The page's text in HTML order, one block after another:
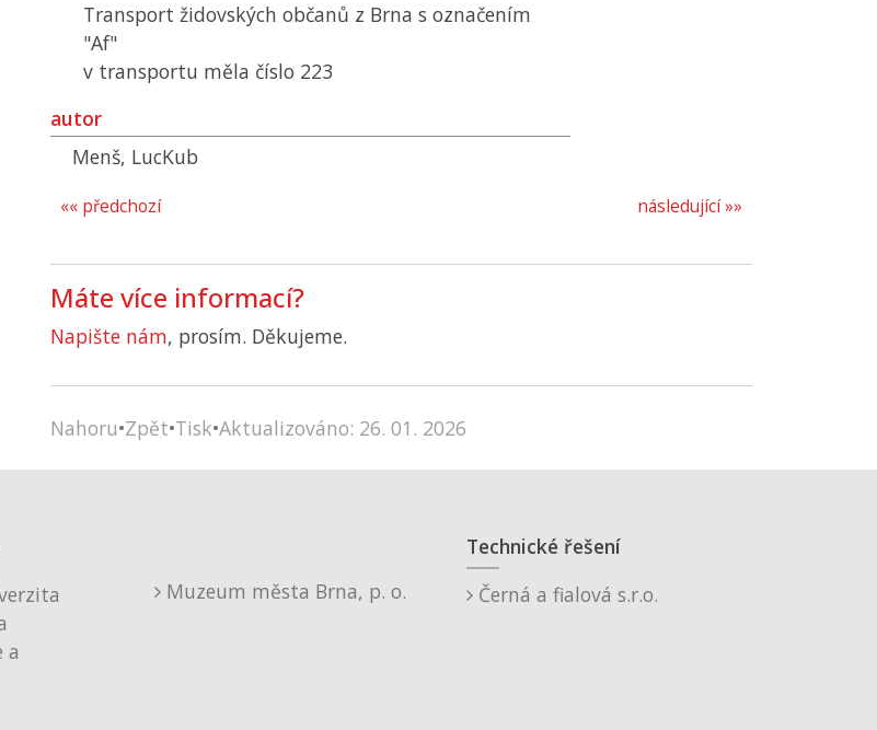
Transport židovských občanů z Brna s označením
"Af"
v transportu měla číslo 223
autor
Menš, LucKub
následující »»
«« předchozí
Máte více informací?
Napište nám, prosím. Děkujeme.
Nahoru•Zpět•Tisk•Aktualizováno: 26. 01. 2026
a
Muzeum města Brna, p. o.
Technické řešení
Černá a fialová s.r.o.